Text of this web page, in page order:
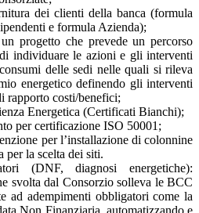
dei clienti della banca (formula
e formula Azienda);
progetto che prevede un percorso
individuare le azioni e gli interventi
delle sedi nelle quali si rileva
energetico definendo gli interventi
costi/benefici;
Energetica (Certificati Bianchi);
per certificazione ISO 50001;
per l’installazione di colonnine
per la scelta dei siti.
(DNF, diagnosi energetiche):
svolta dal Consorzio solleva le BCC
ad adempimenti obbligatori come la